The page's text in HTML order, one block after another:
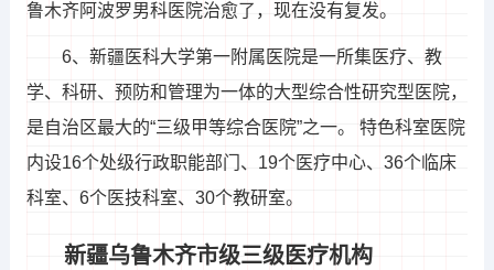
鲁木齐阿波罗男科医院治愈了，现在没有复发。
6、新疆医科大学第一附属医院是一所集医疗、教
学、科研、预防和管理为一体的大型综合性研究型医院，
是自治区最大的“三级甲等综合医院”之一。 特色科室医院
内设16个处级行政职能部门、19个医疗中心、36个临床
科室、6个医技科室、30个教研室。
新疆乌鲁木齐市级三级医疗机构